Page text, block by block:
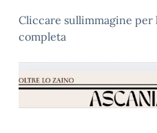
Cliccare sullimmagine per
completa